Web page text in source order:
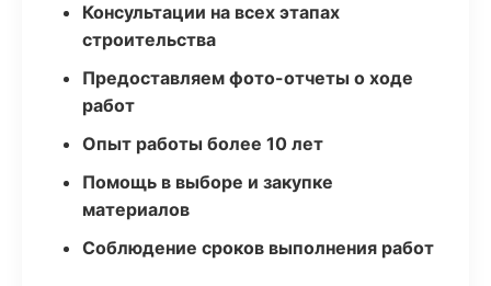
Консультации на всех этапах
строительства
Предоставляем фото-отчеты о ходе
работ
Опыт работы более 10 лет
Помощь в выборе и закупке
материалов
Соблюдение сроков выполнения работ